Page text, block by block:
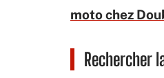
moto chez
Rechercher